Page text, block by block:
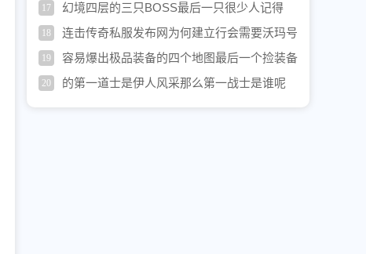
双头血魔
17 幻境四层的三只BOSS最后一只很少人记得
18
连击传奇私服发布网为何建立行会需要沃玛号
角原来和比奇国王心病有关系
19
容易爆出极品装备的四个地图最后一个捡装备
有点难
20 的第一道士是伊人风采那么第一战士是谁呢